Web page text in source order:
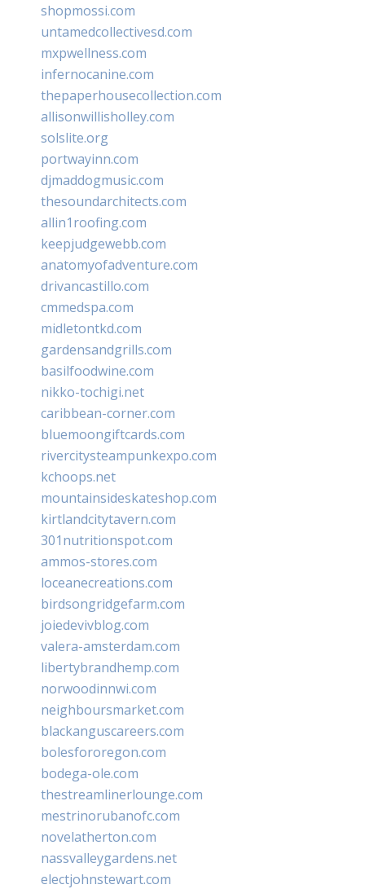
shopmossi.com
untamedcollectivesd.com
mxpwellness.com
infernocanine.com
thepaperhousecollection.com
allisonwillisholley.com
solslite.org
portwayinn.com
djmaddogmusic.com
thesoundarchitects.com
allin1roofing.com
keepjudgewebb.com
anatomyofadventure.com
drivancastillo.com
cmmedspa.com
midletontkd.com
gardensandgrills.com
basilfoodwine.com
nikko-tochigi.net
caribbean-corner.com
bluemoongiftcards.com
rivercitysteampunkexpo.com
kchoops.net
mountainsideskateshop.com
kirtlandcitytavern.com
301nutritionspot.com
ammos-stores.com
loceanecreations.com
birdsongridgefarm.com
joiedevivblog.com
valera-amsterdam.com
libertybrandhemp.com
norwoodinnwi.com
neighboursmarket.com
blackanguscareers.com
bolesfororegon.com
bodega-ole.com
thestreamlinerlounge.com
mestrinorubanofc.com
novelatherton.com
nassvalleygardens.net
electjohnstewart.com